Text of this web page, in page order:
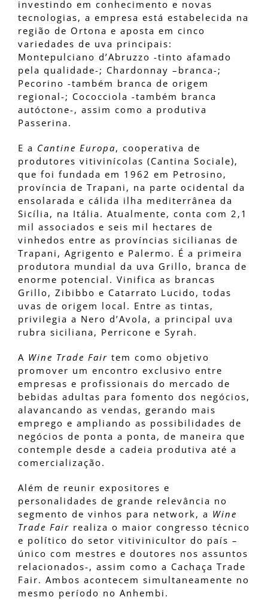
investindo em conhecimento e novas
tecnologias, a empresa está estabelecida na
região de Ortona e aposta em cinco
variedades de uva principais:
Montepulciano d’Abruzzo -tinto afamado
pela qualidade-; Chardonnay –branca-;
Pecorino -também branca de origem
regional-; Cococciola -também branca
autóctone-, assim como a produtiva
Passerina.
E a Cantine Europa, cooperativa de
produtores vitivinícolas (Cantina Sociale),
que foi fundada em 1962 em Petrosino,
província de Trapani, na parte ocidental da
ensolarada e cálida ilha mediterrânea da
Sicília, na Itália. Atualmente, conta com 2,1
mil associados e seis mil hectares de
vinhedos entre as províncias sicilianas de
Trapani, Agrigento e Palermo. É a primeira
produtora mundial da uva Grillo, branca de
enorme potencial. Vinifica as brancas
Grillo, Zibibbo e Catarrato Lucido, todas
uvas de origem local. Entre as tintas,
privilegia a Nero d’Avola, a principal uva
rubra siciliana, Perricone e Syrah.
A Wine Trade Fair tem como objetivo
promover um encontro exclusivo entre
empresas e profissionais do mercado de
bebidas adultas para fomento dos negócios,
alavancando as vendas, gerando mais
emprego e ampliando as possibilidades de
negócios de ponta a ponta, de maneira que
contemple desde a cadeia produtiva até a
comercialização.
Além de reunir expositores e
personalidades de grande relevância no
segmento de vinhos para network, a Wine
Trade Fair realiza o maior congresso técnico
e político do setor vitivinicultor do país –
único com mestres e doutores nos assuntos
relacionados-, assim como a Cachaça Trade
Fair. Ambos acontecem simultaneamente no
mesmo período no Anhembi.